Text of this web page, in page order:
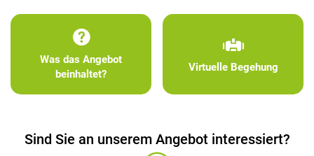
Was das Angebot
beinhaltet?
Virtuelle Begehung
Sind Sie an unserem Angebot interessiert?